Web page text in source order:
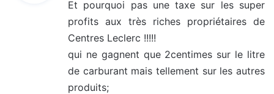
:
Et pourquoi pas une taxe sur les super
profits aux très riches propriétaires de
Centres Leclerc !!!!!
qui ne gagnent que 2centimes sur le litre
de carburant mais tellement sur les autres
produits;